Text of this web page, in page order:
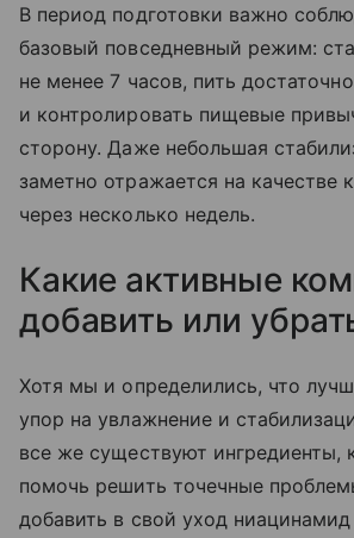
В период подготовки важно
базовый повседневный режим:
не менее 7 часов, пить
и контролировать пищевые
сторону. Даже небольшая
заметно отражается на качестве
через несколько недель.
Какие активные
добавить или
Хотя мы и определились, что
упор на увлажнение и
все же существуют ингредиенты,
помочь решить точечные
добавить в свой уход